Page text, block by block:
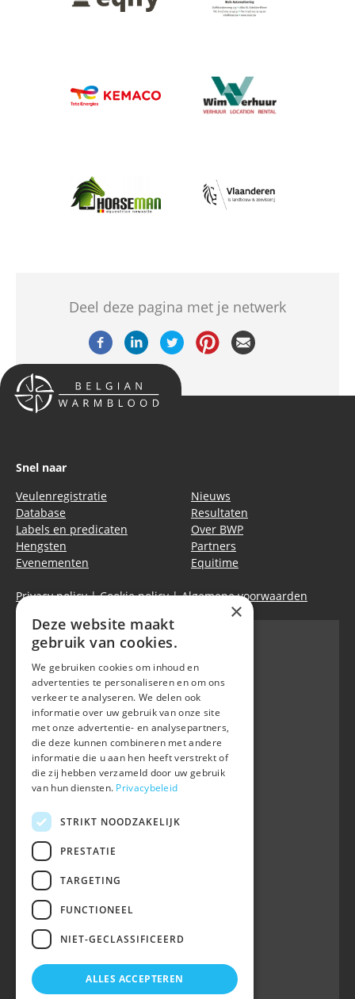
Afbeelding
Afbeelding
Afbeelding Afbeelding
Deel deze pagina met je netwerk
Snel naar
Veulenregistratie
Database
Labels en predicaten
Hengsten
Evenementen
Nieuws
Resultaten
Over BWP
Partners
Equitime
Privacy policy|Cookie policy|Algemene voorwaarden
Belgian Warmblood - BWP
Waversebaan 99
B-3050 OUD-HEVERLEE
+32 (0) 16 47 99 80
info@belgian-warmblood.com
BTW BE 0410.346.424
RPR Leuven
IBAN BE40 7364 0368 4863
Volg ons op
Wij zijn telefonisch bereikbaar:
woe 9u-12u
maa, din, don, vrij 13u-16u
×
Deze website maakt
gebruik van cookies.
We gebruiken cookies om inhoud en
advertenties te personaliseren en om ons
verkeer te analyseren. We delen ook
informatie over uw gebruik van onze site
met onze advertentie- en analysepartners,
die deze kunnen combineren met andere
informatie die u aan hen heeft verstrekt of
die zij hebben verzameld door uw gebruik
van hun diensten. Privacybeleid
STRIKT NOODZAKELIJK
PRESTATIE
TARGETING
FUNCTIONEEL
NIET-GECLASSIFICEERD
ALLES ACCEPTEREN